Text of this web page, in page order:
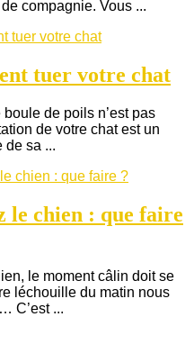
compagnie. Vous ...
tuer votre chat
de poils n’est pas
de votre chat est un
de sa ...
le chien : que faire
le moment câlin doit se
léchouille du matin nous
C’est ...